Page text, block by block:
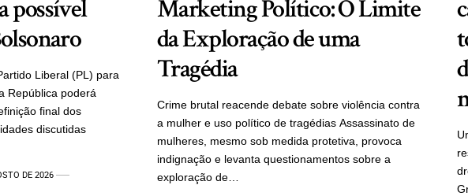
possível
Liberal (PL) para
República poderá
final dos
discutidas
DE 2026
Marketing Político: O Limite
da Exploração de uma
Tragédia
Crime brutal reacende debate sobre violência contra
a mulher e uso político de tragédias Assassinato de
mulheres, mesmo sob medida protetiva, provoca
indignação e levanta questionamentos sobre a
exploração de…